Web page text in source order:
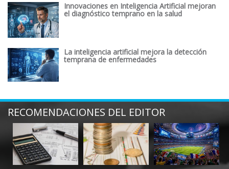
Innovaciones en Inteligencia Artificial mejoran
el diagnóstico temprano en la salud
La inteligencia artificial mejora la detección
temprana de enfermedades
RECOMENDACIONES DEL EDITOR